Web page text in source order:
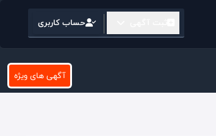
حساب کاربری
آگهی های ویژه